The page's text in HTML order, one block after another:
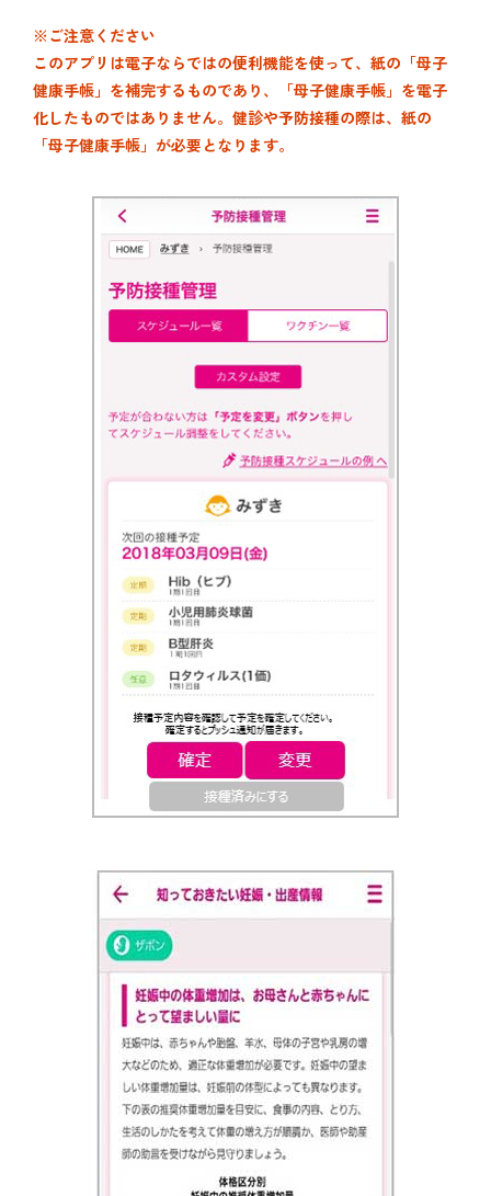
※ご注意ください
このアプリは電子ならではの便利機能を使って、紙の「母子
健康手帳」を補完するものであり、「母子健康手帳」を電子
化したものではありません。健診や予防接種の際は、紙の
「母子健康手帳」が必要となります。